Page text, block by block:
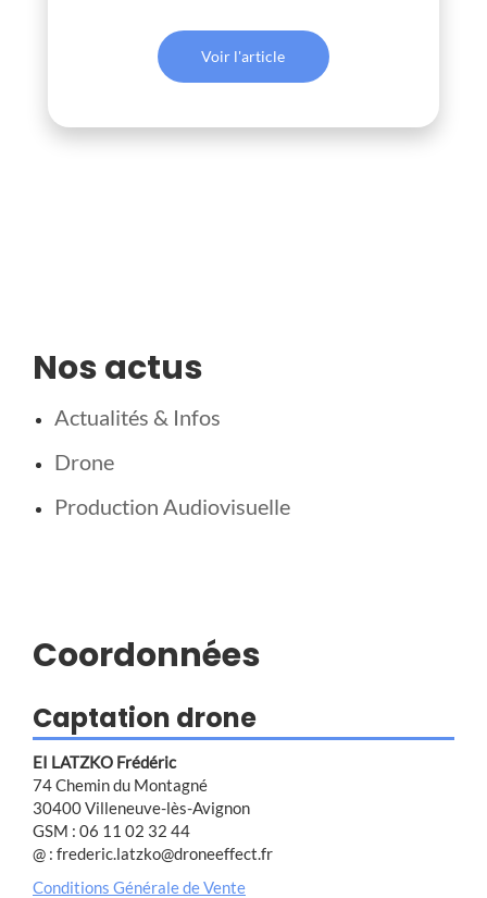
Voir l'article
Nos actus
Actualités & Infos
Drone
Production Audiovisuelle
Coordonnées
Captation drone
EI LATZKO Frédéric
74 Chemin du Montagné
30400 Villeneuve-lès-Avignon
GSM : 06 11 02 32 44
@ : frederic.latzko@droneeffect.fr
Conditions Générale de Vente